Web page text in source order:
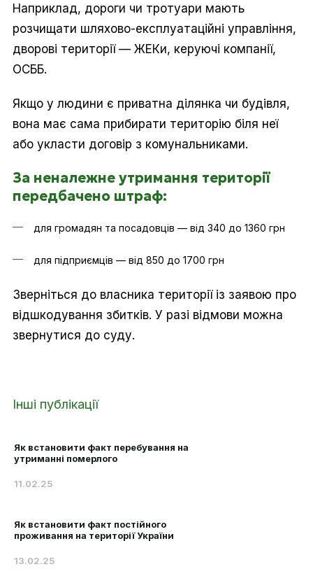
Наприклад, дороги чи тротуари мають
розчищати шляхово-експлуатаційні управління,
дворові території — ЖЕКи, керуючі компанії,
ОСББ.
Якщо у людини є приватна ділянка чи будівля,
вона має сама прибирати територію біля неї
або укласти договір з комунальниками.
За неналежне утримання території
передбачено штраф:
для громадян та посадовців — від 340 до 1360 грн
для підприємців — від 850 до 1700 грн
Зверніться до власника території із заявою про
відшкодування збитків. У разі відмови можна
звернутися до суду.
Інші публікації
Як встановити факт перебування на
утриманні померлого
11.02.25
Як встановити факт постійного
проживання на території України
13.02.25